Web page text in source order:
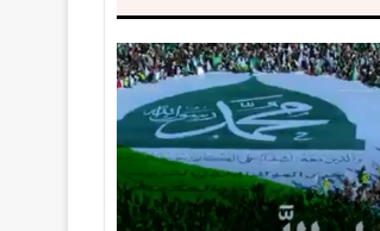
الداخلية
المصرية
إحباط
‘مخطط
كبير’
للإخوان